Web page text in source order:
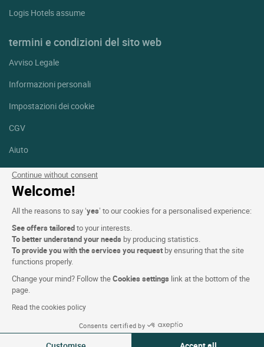
Continue without consent
Welcome!
All the reasons to say ‘yes’ to our cookies for a personalised experience:
See offers tailoredto your interests.
To better understand your needs by producing statistics.
To provide you with the services you request by ensuring that the site
functions properly.
Change your mind? Follow theCookies settings link at the bottom of the
page.
Read the cookies policy
Consents certified by
Logis Hotels assume
termini e condizioni del sito web
Avviso Legale
Informazioni personali
Impostazioni dei cookie
CGV
Aiuto
Mappa del sito
Crediti fotografici
Facebook
Linkedin
Logis Hotels copyright © 2026 Tutti i diritti riservati - CGV. Powered